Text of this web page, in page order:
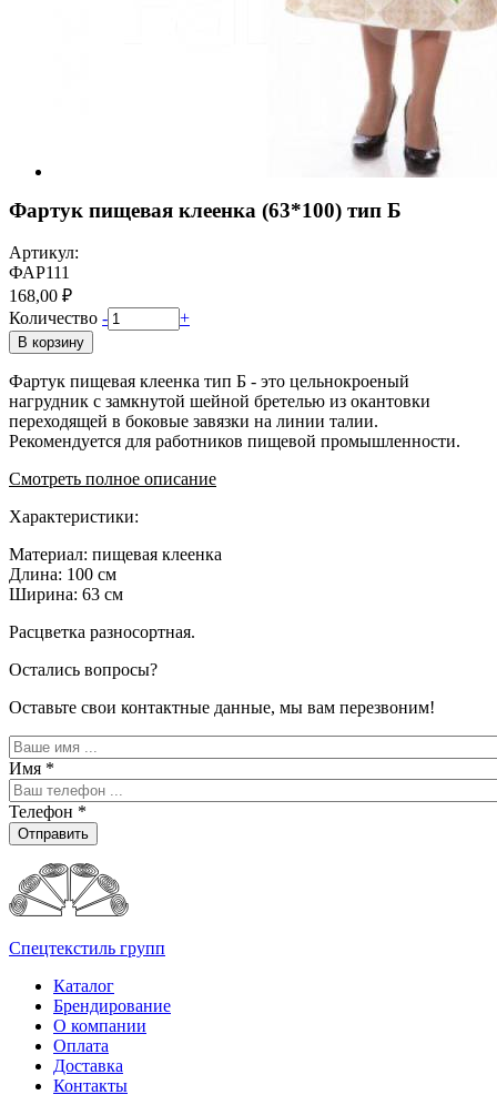
Фартук пищевая клеенка (63*100) тип Б
Артикул:
ФАР111
168,00 ₽
Количество - +
В корзину
Фартук пищевая клеенка тип Б - это цельнокроеный
нагрудник с замкнутой шейной бретелью из окантовки
переходящей в боковые завязки на линии талии.
Рекомендуется для работников пищевой промышленности.
Смотреть полное описание
Характеристики:
Материал: пищевая клеенка
Длина: 100 см
Ширина: 63 см
Расцветка разносортная.
Остались вопросы?
Оставьте свои контактные данные, мы вам перезвоним!
Имя *
Телефон *
Отправить
Спецтекстиль групп
Каталог
Брендирование
О компании
Оплата
Доставка
Контакты